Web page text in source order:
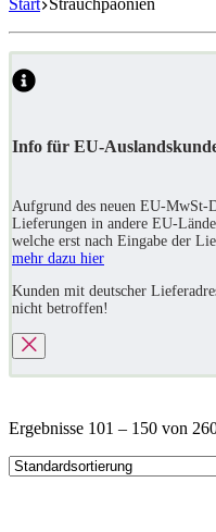
Start Strauchpäonien
Info für EU-
Aufgrund des neuen EU-MwSt-
Lieferungen in andere EU-
welche erst nach Eingabe der
mehr dazu hier
Kunden mit deutscher
nicht betroffen!
Ergebnisse 101 – 150 von